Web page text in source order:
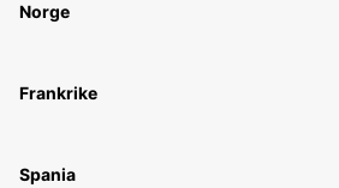
Norge
Frankrike
Spania